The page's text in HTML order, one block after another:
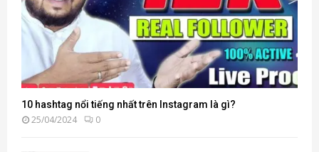
10 hashtag nổi tiếng nhất trên Instagram là gì?
25/04/2024 0